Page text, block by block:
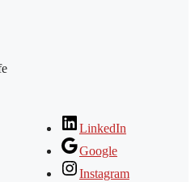
LinkedIn
Google
Instagram